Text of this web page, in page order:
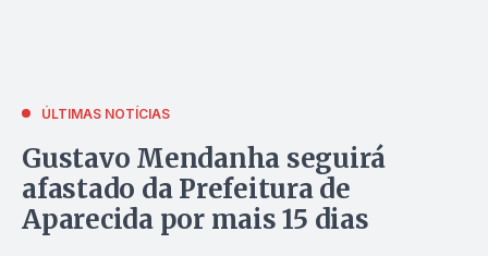
ÚLTIMAS NOTÍCIAS
Gustavo Mendanha seguirá
afastado da Prefeitura de
Aparecida por mais 15 dias